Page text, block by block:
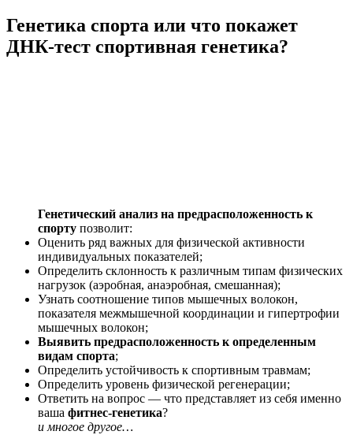
Генетика спорта или что покажет
ДНК-тест спортивная генетика?
Генетический анализ на предрасположенность к
спорту позволит:
Оценить ряд важных для физической активности
индивидуальных показателей;
Определить склонность к различным типам физических
нагрузок (аэробная, анаэробная, смешанная);
Узнать соотношение типов мышечных волокон,
показателя межмышечной координации и гипертрофии
мышечных волокон;
Выявить предрасположенность к определенным
видам спорта;
Определить устойчивость к спортивным травмам;
Определить уровень физической регенерации;
Ответить на вопрос — что представляет из себя именно
ваша фитнес-генетика?
и многое другое…